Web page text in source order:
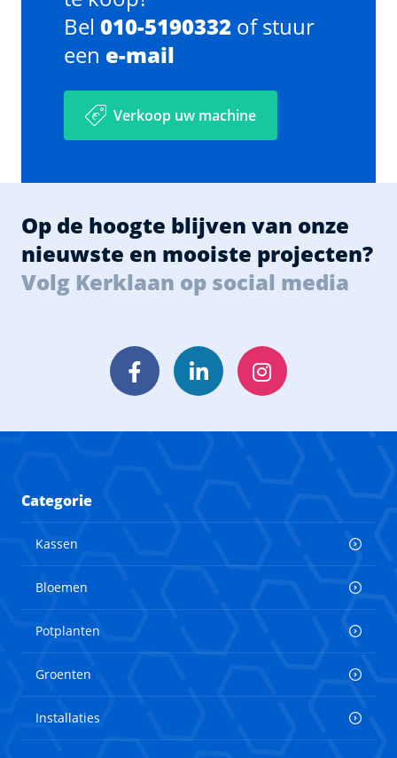
Bel 010-5190332 of stuur
een e-mail
Verkoop uw machine
Op de hoogte blijven van onze
nieuwste en mooiste projecten?
Volg Kerklaan op social media
FacebookLinkedInInstagram
Categorie
Kassen
Bloemen
Potplanten
Groenten
Installaties